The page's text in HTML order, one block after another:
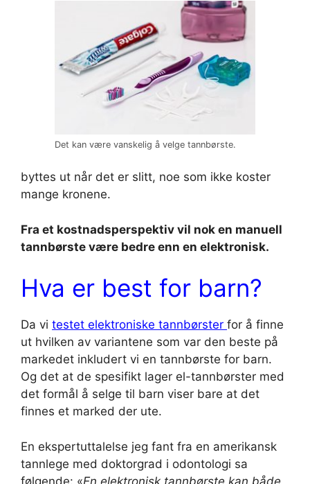
Det kan være vanskelig å velge tannbørste.
byttes ut når det er slitt, noe som ikke koster
mange kronene.
Fra et kostnadsperspektiv vil nok en manuell
tannbørste være bedre enn en elektronisk.
Hva er best for barn?
Da vi testet elektroniske tannbørster for å finne
ut hvilken av variantene som var den beste på
markedet inkludert vi en tannbørste for barn.
Og det at de spesifikt lager el-tannbørster med
det formål å selge til barn viser bare at det
finnes et marked der ute.
En ekspertuttalelse jeg fant fra en amerikansk
tannlege med doktorgrad i odontologi sa
følgende: «En elektronisk tannbørste kan både